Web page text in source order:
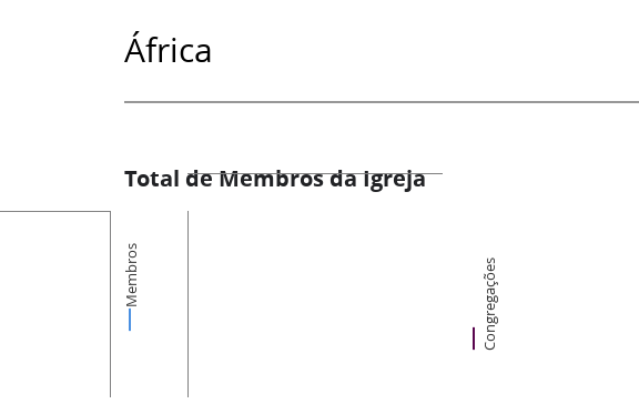
África
Total de Membros da Igreja
Membros Congregações